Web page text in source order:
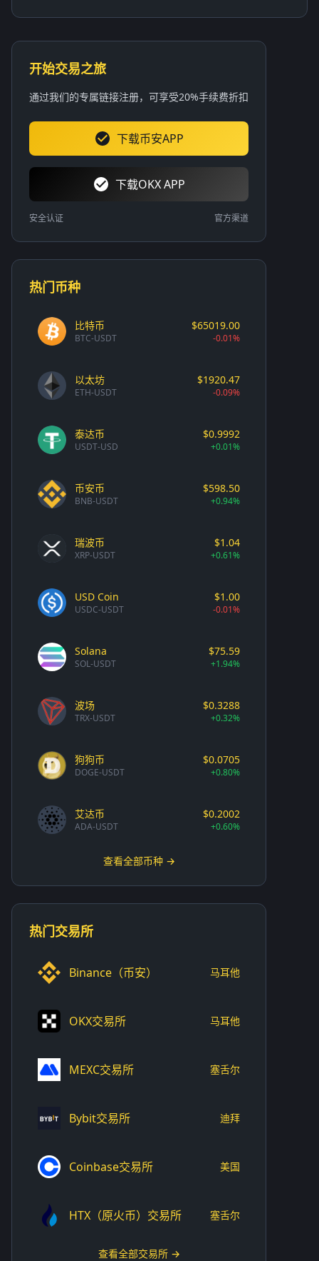
开始交易之旅
通过我们的专属链接注册，可享受20%手续费折扣
下载币安APP
下载OKX APP
安全认证 官方渠道
热门币种
比特币
BTC-USDT
$65019.00
-0.01%
以太坊
ETH-USDT
$1920.47
-0.09%
泰达币
USDT-USD
$0.9992
+0.01%
币安币
BNB-USDT
$598.50
+0.94%
瑞波币
XRP-USDT
$1.04
+0.61%
USD Coin
USDC-USDT
$1.00
-0.01%
Solana
SOL-USDT
$75.59
+1.94%
波场
TRX-USDT
$0.3288
+0.32%
狗狗币
DOGE-USDT
$0.0705
+0.80%
艾达币
ADA-USDT
$0.2002
+0.60%
查看全部币种 →
热门交易所
Binance（币安） 马耳他
OKX交易所 马耳他
MEXC交易所 塞舌尔
Bybit交易所 迪拜
Coinbase交易所 美国
HTX（原火币）交易所 塞舌尔
查看全部交易所 →